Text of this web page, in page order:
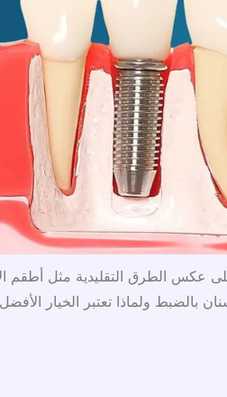
عكس الطرق التقليدية مثل أطقم
بالضبط ولماذا تعتبر الخيار